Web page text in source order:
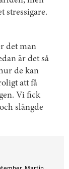
stressigare.
det man
är det så
de kan
att få
Vi fick
slängde